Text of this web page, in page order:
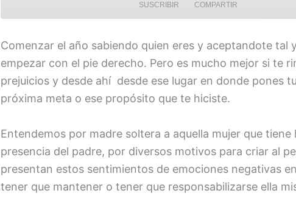
SUSCRIBIR COMPARTIR
IR
ENLACE
INCRUSTA
R
Comenzar el año sabiendo quien eres y aceptandote tal
empezar con el pie derecho. Pero es mucho mejor si te
prejuicios y desde ahí desde ese lugar en donde pones
próxima meta o ese propósito que te hiciste.
Entendemos por madre soltera a aquella mujer que tiene
presencia del padre, por diversos motivos para criar al
presentan estos sentimientos de emociones negativas
tener que mantener o tener que responsabilizarse ella